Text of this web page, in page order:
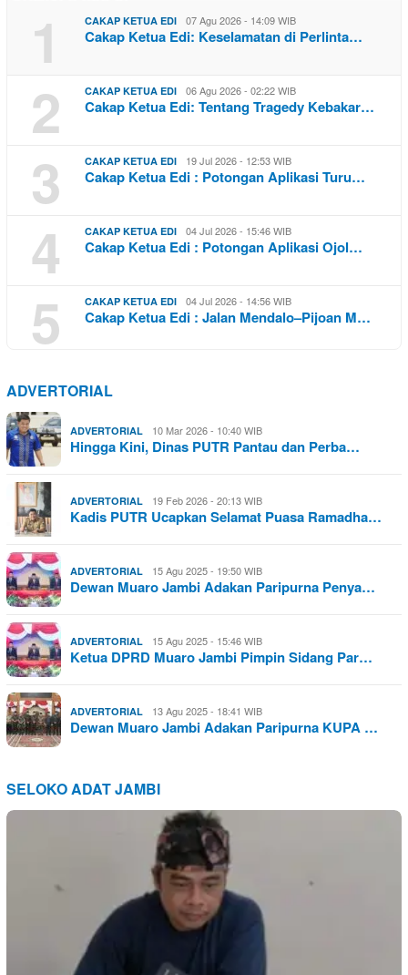
1 CAKAP KETUA EDI 07 Agu 2026 - 14:09 WIB
Cakap Ketua Edi: Keselamatan di Perlinta…
2 CAKAP KETUA EDI 06 Agu 2026 - 02:22 WIB
Cakap Ketua Edi: Tentang Tragedy Kebakar…
3 CAKAP KETUA EDI 19 Jul 2026 - 12:53 WIB
Cakap Ketua Edi : Potongan Aplikasi Turu…
4 CAKAP KETUA EDI 04 Jul 2026 - 15:46 WIB
Cakap Ketua Edi : Potongan Aplikasi Ojol…
5 CAKAP KETUA EDI 04 Jul 2026 - 14:56 WIB
Cakap Ketua Edi : Jalan Mendalo–Pijoan M…
ADVERTORIAL
ADVERTORIAL 10 Mar 2026 - 10:40 WIB
Hingga Kini, Dinas PUTR Pantau dan Perba…
ADVERTORIAL 19 Feb 2026 - 20:13 WIB
Kadis PUTR Ucapkan Selamat Puasa Ramadha…
ADVERTORIAL 15 Agu 2025 - 19:50 WIB
Dewan Muaro Jambi Adakan Paripurna Penya…
ADVERTORIAL 15 Agu 2025 - 15:46 WIB
Ketua DPRD Muaro Jambi Pimpin Sidang Par…
ADVERTORIAL 13 Agu 2025 - 18:41 WIB
Dewan Muaro Jambi Adakan Paripurna KUPA …
SELOKO ADAT JAMBI